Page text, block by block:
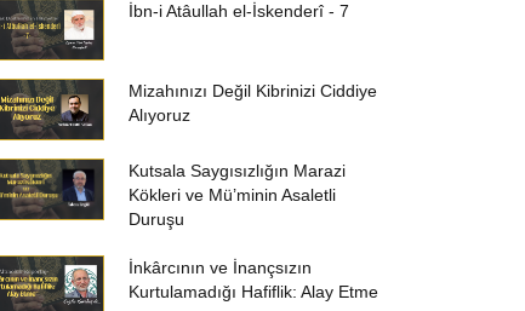
İbn-i Atâullah el-İskenderî - 7
Mizahınızı Değil Kibrinizi Ciddiye
Alıyoruz
Kutsala Saygısızlığın Marazi
Kökleri ve Mü’minin Asaletli
Duruşu
İnkârcının ve İnançsızın
Kurtulamadığı Hafiflik: Alay Etme